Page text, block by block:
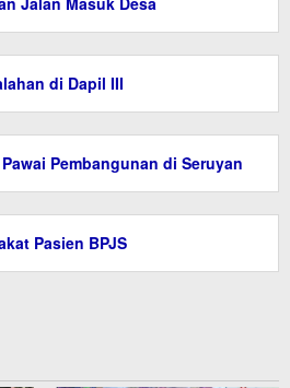
di Dapil III
Pembangunan di Seruyan
Pasien BPJS